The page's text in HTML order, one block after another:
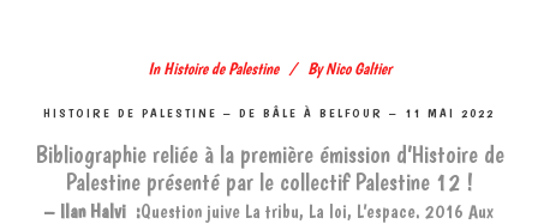
In Histoire de Palestine By Nico Galtier
HISTOIRE DE PALESTINE – DE BÂLE À BELFOUR – 11 MAI 2022
Bibliographie reliée à la première émission d’Histoire de
Palestine présenté par le collectif Palestine 12 !
– Ilan Halvi :Question juive La tribu, La loi, L’espace. 2016 Aux